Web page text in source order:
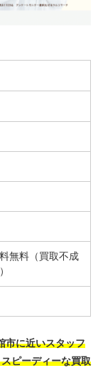
無料（買取不成
市に近いスタッフ
ピーディーな買取